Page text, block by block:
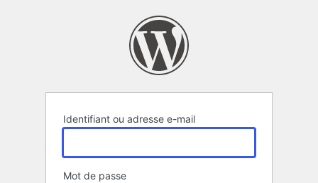
Identifiant ou adresse e-mail
Mot de passe